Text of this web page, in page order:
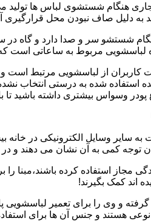
هنگام شستشوی لباس ها تولید
به دلیل صاف نبودن محل قرارگیری
شستشو سر و صدا دارد و گاه
لباسشویی مربوط به ساعاتی
کاربران از لباسشویی مرتبط
استفاده شده به درستی انتخاب
پودر وسواس بیشتری داشته باشید
سایر وسایل الکترونیکی در خانه
کمی به آن نشان می دهند و در
مجاز استفاده کرده
اند کمک بگیرند!
گرفته و وی را برای تعمیر
نوعی هستند و جنس آن ها برای